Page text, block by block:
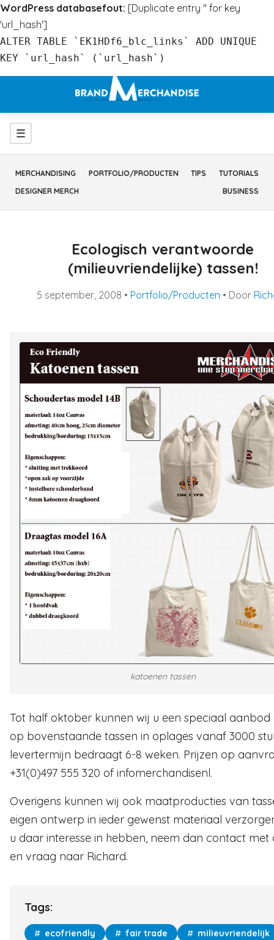
WordPress databasefout: [Duplicate entry '' for key
'url_hash']
ALTER TABLE `EK1HDf6_blc_links` ADD UNIQUE
KEY `url_hash` (`url_hash`)
inhoud
Menu
☰
MERCHANDISING PORTFOLIO/PRODUCTEN TIPS
TUTORIALS
DESIGNER MERCH
BUSINESS
Ecologisch verantwoorde
(milieuvriendelijke) tassen!
5 september, 2008 • Portfolio/Producten • Door
katoenen tassen
Tot half oktober kunnen wij u een speciaal aanbod
op bovenstaande tassen in oplages vanaf 3000
levertermijn bedraagt 6-8 weken. Prijzen op
+31(0)497 555 320 of infomerchandisenl.
Overigens kunnen wij ook maatproducties van
eigen ontwerp in ieder gewenst materiaal
u daar interesse in hebben, neem dan contact met
en vraag naar Richard.
Tags:
ecofriendly fair trade
milieuvriendelijk